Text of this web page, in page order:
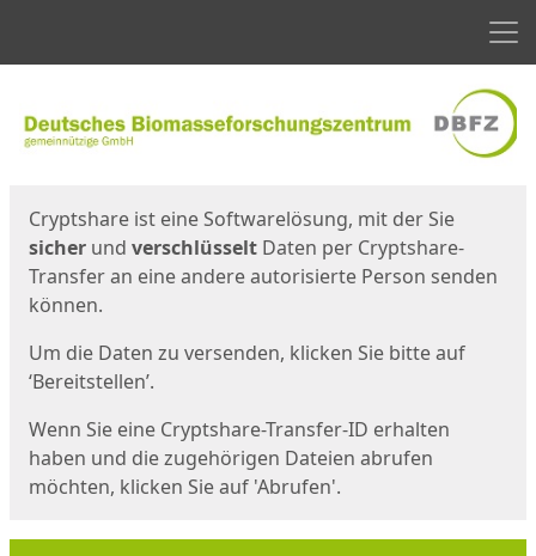
Cryptshare ist eine Softwarelösung, mit der Sie
sicher und verschlüsselt Daten per Cryptshare-
Transfer an eine andere autorisierte Person senden
können.
Um die Daten zu versenden, klicken Sie bitte auf
‘Bereitstellen’.
Wenn Sie eine Cryptshare-Transfer-ID erhalten
haben und die zugehörigen Dateien abrufen
möchten, klicken Sie auf 'Abrufen'.